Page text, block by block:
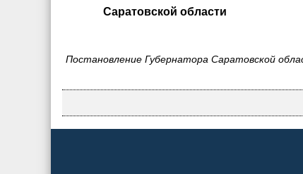
Саратовской области
Постановление Губернатора Саратовской